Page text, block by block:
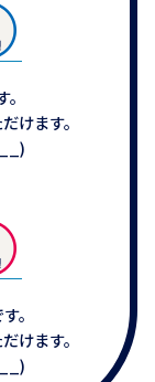
けます。
。
けます。